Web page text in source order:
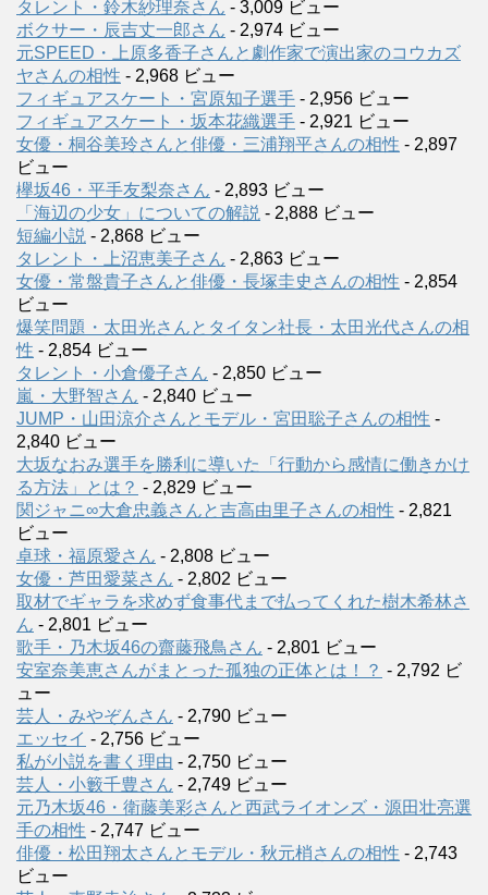
タレント・鈴木紗理奈さん - 3,009 ビュー
ボクサー・辰吉丈一郎さん - 2,974 ビュー
元SPEED・上原多香子さんと劇作家で演出家のコウカズ
ヤさんの相性 - 2,968 ビュー
フィギュアスケート・宮原知子選手 - 2,956 ビュー
フィギュアスケート・坂本花織選手 - 2,921 ビュー
女優・桐谷美玲さんと俳優・三浦翔平さんの相性 - 2,897
ビュー
欅坂46・平手友梨奈さん - 2,893 ビュー
「海辺の少女」についての解説 - 2,888 ビュー
短編小説 - 2,868 ビュー
タレント・上沼恵美子さん - 2,863 ビュー
女優・常盤貴子さんと俳優・長塚圭史さんの相性 - 2,854
ビュー
爆笑問題・太田光さんとタイタン社長・太田光代さんの相
性 - 2,854 ビュー
タレント・小倉優子さん - 2,850 ビュー
嵐・大野智さん - 2,840 ビュー
JUMP・山田涼介さんとモデル・宮田聡子さんの相性 -
2,840 ビュー
大坂なおみ選手を勝利に導いた「行動から感情に働きかけ
る方法」とは？ - 2,829 ビュー
関ジャニ∞大倉忠義さんと吉高由里子さんの相性 - 2,821
ビュー
卓球・福原愛さん - 2,808 ビュー
女優・芦田愛菜さん - 2,802 ビュー
取材でギャラを求めず食事代まで払ってくれた樹木希林さ
ん - 2,801 ビュー
歌手・乃木坂46の齋藤飛鳥さん - 2,801 ビュー
安室奈美恵さんがまとった孤独の正体とは！？ - 2,792 ビ
ュー
芸人・みやぞんさん - 2,790 ビュー
エッセイ - 2,756 ビュー
私が小説を書く理由 - 2,750 ビュー
芸人・小籔千豊さん - 2,749 ビュー
元乃木坂46・衛藤美彩さんと西武ライオンズ・源田壮亮選
手の相性 - 2,747 ビュー
俳優・松田翔太さんとモデル・秋元梢さんの相性 - 2,743
ビュー